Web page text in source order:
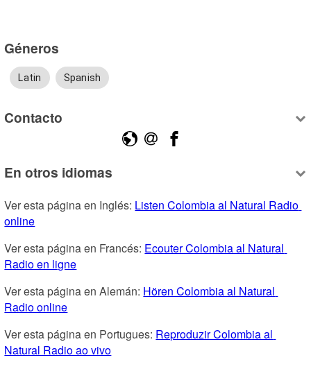
Géneros
Latin Spanish
Contacto
En otros idiomas
Ver esta página en Inglés: Listen Colombia al Natural Radio
online
Ver esta página en Francés: Ecouter Colombia al Natural
Radio en ligne
Ver esta página en Alemán: Hören Colombia al Natural
Radio online
Ver esta página en Portugues: Reproduzir Colombia al
Natural Radio ao vivo